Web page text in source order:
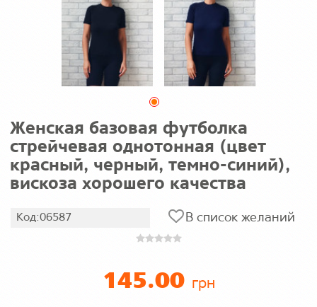
Женская базовая футболка
стрейчевая однотонная (цвет
красный, черный, темно-синий),
вискоза хорошего качества
Код:06587 В список желаний
145.00 грн